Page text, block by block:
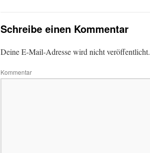
Schreibe einen Kommentar
Deine E-Mail-Adresse wird nicht veröffentlicht.
Kommentar